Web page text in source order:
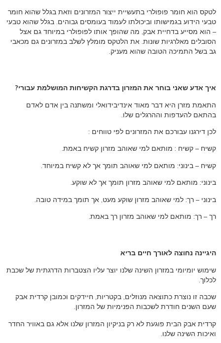
לטקס הוא חומר פופולרי בתעשיית ייצור המזרונים וזאת בגלל שהוא חומר
טבעי הידוע בגמישותו וביכולתו לעמוד בעומסים גבוהים. בגלל שהוא טבעי
– הוא מסייע בדחיית אבק, מה שהופך אותו לפופולרי במיוחד גם אצל
הסובלים מאלרגיות שונות. את הלטקס מומלץ לשלב במזרונים גם מכאבי
גב בשל התמיכה הטובה שהוא מעניק.
איך אדע שאני בוחר את המזרון בדרגת הקשיחות המושלמת עבורי?
התאמת מזרן היא דבר מאוד אינדיבידואלי ומשתנה בין אדם לאדם
בהתאם להעדפות וההרגלים שלו.
לכן דירגנו עבורכם את המזרונים לפי טווחים :
קשיח – קשיח : מותאם למי שאוהב מזרון קשיח באמת.
קשיח – בינוני: מותאם למי שאוהב תומך אך לא קשיח במיוחד.
בינוני: מותאם למי שאוהב מזרון תומך אך לא שוקע.
בינוני – רך: למי שאוהב מזרון שוקע מעט, אך תומך במידה טובה.
רך – רך: מותאם למי שאוהב מזרון רך באמת.
היגיינה נחוצה לאורך חיים בריא
שימוש יומיומי במזרון השינה שלנו יוצר עליו הצטברות הדרגתית של שכבת
לכלוך.
שכבה זו נוצרת כתוצאה מנוזלים, בקטריות, חיידקים וכמובן קרדית אבק
שעם השנים חודרת לשכבות הפנימיות של המזרון.
קרדית אבק הבית פוגעת לא רק בניקיון המזרון שלנו אלא גם באוויר החדר
ואיכות השינה שלנו.